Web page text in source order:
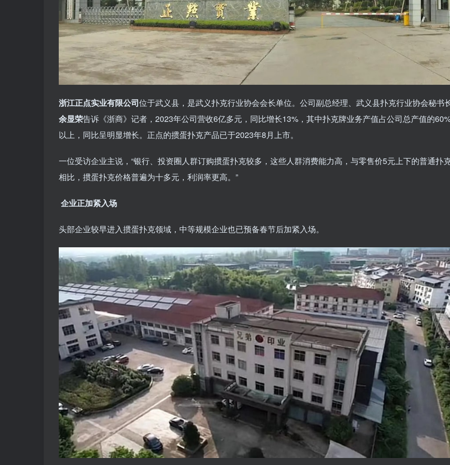
浙江正点实业有限公司位于武义县，是武义扑克行业协会会长单位。公司副总经理、武义县扑克行业协会秘书
余显荣告诉《浙商》记者，2023年公司营收6亿多元，同比增长13%，其中扑克牌业务产值占公司总产值的
以上，同比呈明显增长。正点的掼蛋扑克产品已于2023年8月上市。
一位受访企业主说，“银行、投资圈人群订购掼蛋扑克较多，这些人群消费能力高，与零售价5元上下的普通扑
相比，掼蛋扑克价格普遍为十多元，利润率更高。”
企业正加紧入场
头部企业较早进入掼蛋扑克领域，中等规模企业也已预备春节后加紧入场。